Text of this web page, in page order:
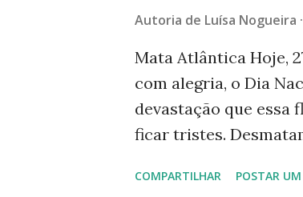
Autoria de Luísa Nogueira
Mata Atlântica Hoje,
com alegria, o Dia
devastação que essa
ficar tristes.
território. Frutas da
COMPARTILHAR POSTAR